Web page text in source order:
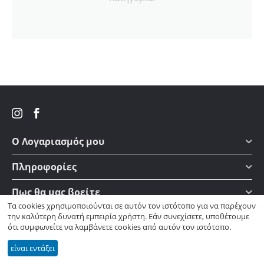
Ο Λογαριασμός μου
Πληροφορίες
Πως θα μας βρείτε
© 2014-2026 Fotismos.gr. Κατασκευή & υποστήριξη — © Ιωάννης Χ.
Φελλάς
Τα cookies χρησιμοποιούνται σε αυτόν τον ιστότοπο για να παρέχουν
την καλύτερη δυνατή εμπειρία χρήστη. Εάν συνεχίσετε, υποθέτουμε
ότι συμφωνείτε να λαμβάνετε cookies από αυτόν τον ιστότοπο.
είναι εντάξει